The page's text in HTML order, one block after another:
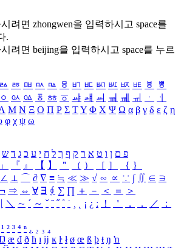
려면 zhongwen을 입력하시고 space를
.
려면 beijing을 입력하시고 space를 누르
ㅬ ㅭ ㅮ ㅯ ㅰ ㅱ ㅲ ㅳ ㅴ ㅵ ㅶ ㅷ ㅸ
ㅹ
ㆁ ㆂ ㆃ ㆄ ㆅ ㆆ ㆇ ㆈ ㆉ ㆊ ㆋ ㆌ ㆍ
ㆎ
Μ Ν Ξ Ο Π Ρ Σ ΤΥ Φ Χ Ψ Ω α β γ δ ε ζ η
φ χ ψ ω
פ ם ן ו ט א ר ק ף ך ל ח י ע כ ג ד ש
」 『 』 【 】 ＂ （ ） ［ ］ ｛ ｝
∠ ⊥ ⌒ ∂ ∇ ≡ ≒ ≪ ≫ √ ∽ ∝ ∵ ∫ ∬ ∈ ∋
⇒ ⇔ ∀ ∃ ∮ ∑ ∏ ＋ － ＜ ＝
＞
＼ ∼ ´ ～ ˇ ˘ ˝ ˚ ˙ ¸ ¡ ¿ ː ！ ＇ ， ． ／
：
¹ ² ³ ⁴ ⁿ ₁ ₂ ₃ ₄
æ đ ð ħ ı ĳ ĸ ŀ ł ø œ ß þ ŧ ŋ ŉ